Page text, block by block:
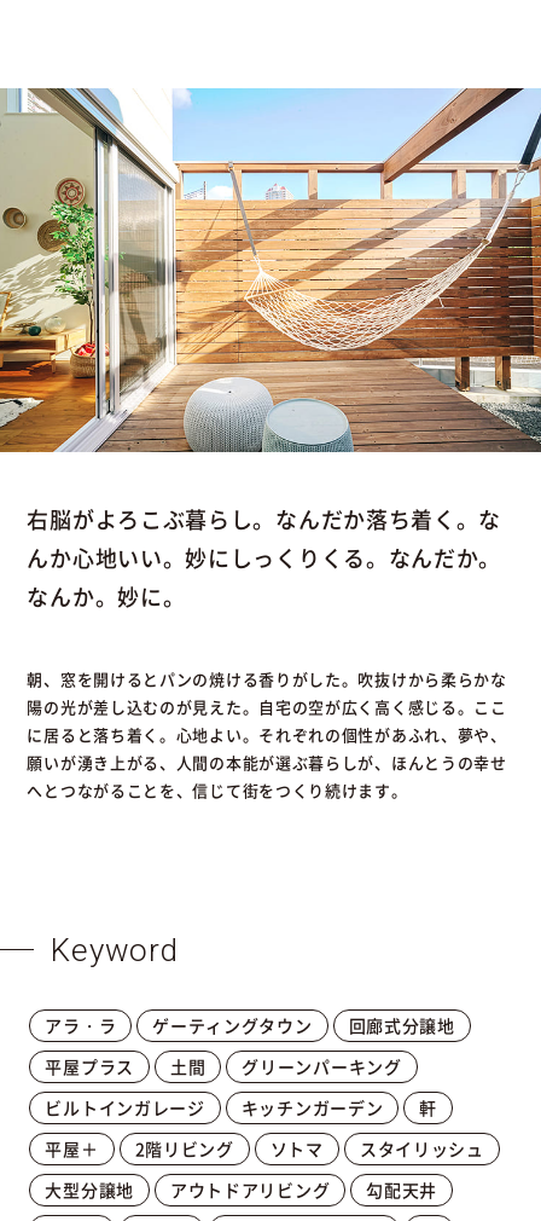
右脳がよろこぶ暮らし。なんだか落ち着く。な
んか心地いい。妙にしっくりくる。なんだか。
なんか。妙に。
朝、窓を開けるとパンの焼ける香りがした。吹抜けから柔らかな
陽の光が差し込むのが見えた。自宅の空が広く高く感じる。ここ
に居ると落ち着く。心地よい。それぞれの個性があふれ、夢や、
願いが湧き上がる、人間の本能が選ぶ暮らしが、ほんとうの幸せ
へとつながることを、信じて街をつくり続けます。
Keyword
アラ・ラ ゲーティングタウン
回廊式分譲地
平屋プラス
土間
グリーンパーキング
ビルトインガレージ
キッチンガーデン
軒
平屋＋
2階リビング ソトマ
スタイリッシュ
大型分譲地
アウトドアリビング
勾配天井